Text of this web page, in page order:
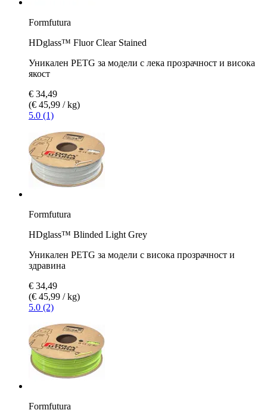
Formfutura
HDglass™ Fluor Clear Stained
Уникален PETG за модели с лека прозрачност и висока
якост
€ 34,49
(€ 45,99 / kg)
5.0 (1)
Formfutura
HDglass™ Blinded Light Grey
Уникален PETG за модели с висока прозрачност и
здравина
€ 34,49
(€ 45,99 / kg)
5.0 (2)
Formfutura